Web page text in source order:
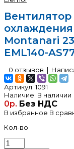
Montanari
EML140-
0 отзывов |
Артикул:1091
Наличие: В наличии
0р. Без НДС
В избранное В
Кол-во